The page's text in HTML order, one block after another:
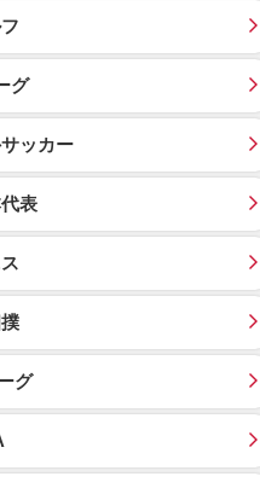
グ
ッカー
表
グ